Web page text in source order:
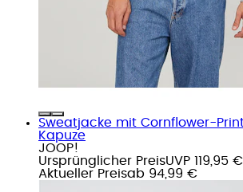
Sweatjacke mit Cornflower-
Kapuze
JOOP!
Ursprünglicher PreisUVP 119,95 €
Aktueller Preisab 94,99 €